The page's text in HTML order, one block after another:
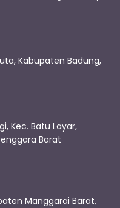
Kabupaten Badung,
Kec. Batu Layar,
Barat
Manggarai Barat,